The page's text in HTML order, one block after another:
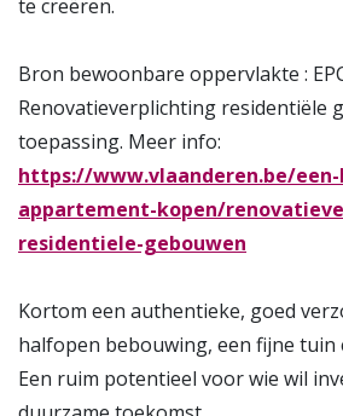
te creëren.
Bron bewoonbare oppervlakte :
Renovatieverplichting residentiële
toepassing. Meer info:
https://www.vlaanderen.be/
appartement-kopen/
residentiele-gebouwen
Kortom een authentieke, goed
halfopen bebouwing, een fijne tuin
Een ruim potentieel voor wie wil